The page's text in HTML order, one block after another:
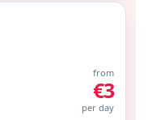
from
€3
per day